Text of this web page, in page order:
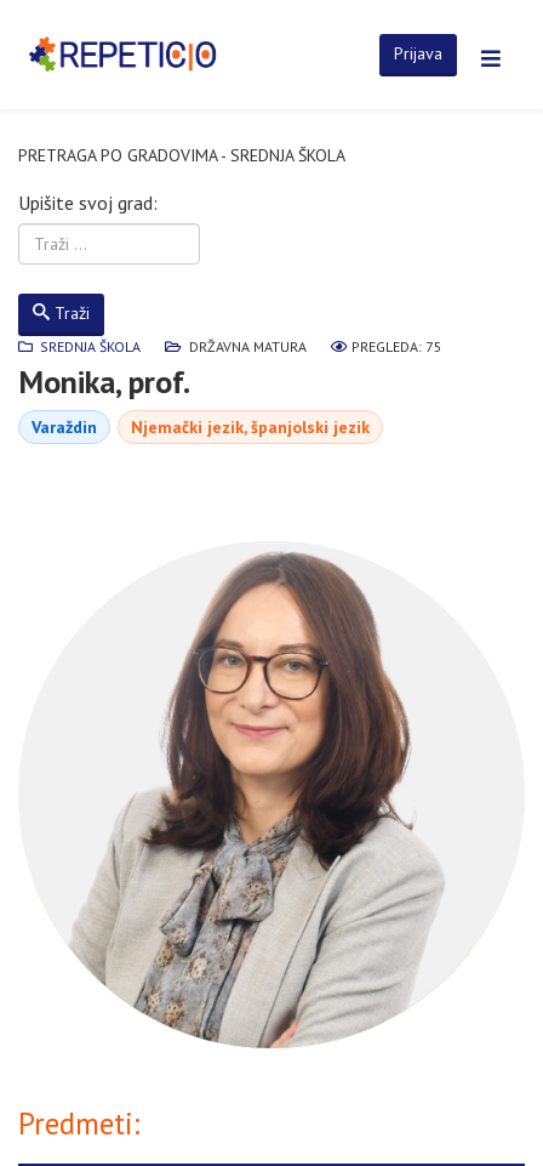
Prijava
PRETRAGA PO GRADOVIMA - SREDNJA ŠKOLA
Upišite svoj grad:
Traži
SREDNJA ŠKOLA DRŽAVNA MATURA PREGLEDA: 75
Monika, prof.
Varaždin Njemački jezik, španjolski jezik
Predmeti: